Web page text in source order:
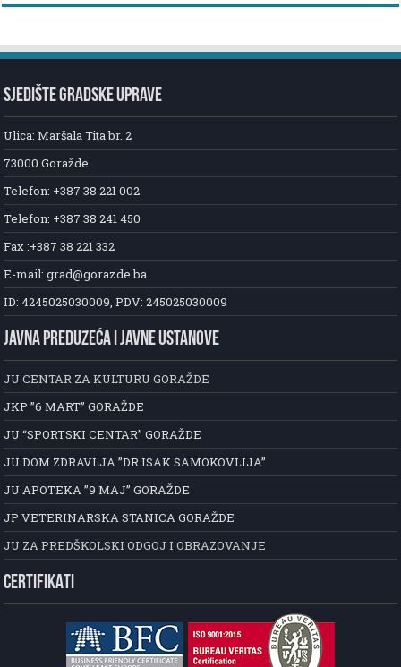
SJEDIŠTE GRADSKE UPRAVE
Ulica: Maršala Tita br. 2
73000 Goražde
Telefon: +387 38 221 002
Telefon: +387 38 241 450
Fax :+387 38 221 332
E-mail: grad@gorazde.ba
ID: 4245025030009, PDV: 245025030009
JAVNA PREDUZEĆA I JAVNE USTANOVE
JU CENTAR ZA KULTURU GORAŽDE
JKP ”6 MART” GORAŽDE
JU “SPORTSKI CENTAR” GORAŽDE
JU DOM ZDRAVLJA ”DR ISAK SAMOKOVLIJA”
JU APOTEKA ”9 MAJ” GORAŽDE
JP VETERINARSKA STANICA GORAŽDE
JU ZA PREDŠKOLSKI ODGOJ I OBRAZOVANJE
CERTIFIKATI